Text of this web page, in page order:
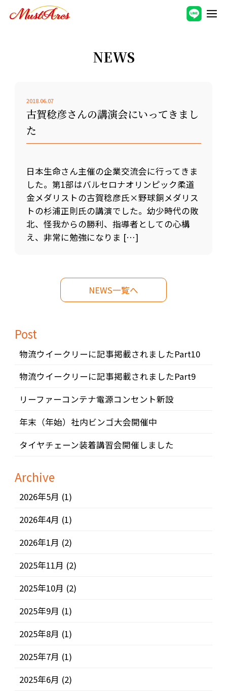
NEWS
2018.06.07
古賀稔彦さんの講演会にいってきまし
た
日本生命さん主催の企業交流会に行ってきま
した。第1部はバルセロナオリンピック柔道
金メダリストの古賀稔彦氏×野球銅メダリス
トの杉浦正則氏の講演でした。幼少時代の敗
北、怪我からの勝利、指導者としての心構
え、非常に勉強になりま […]
NEWS一覧へ
Post
物流ウイークリーに記事掲載されましたPart10
物流ウイークリーに記事掲載されましたPart9
リーファーコンテナ電源コンセント新設
年末（年始）社内ビンゴ大会開催中
タイヤチェーン装着講習会開催しました
Archive
2026年5月 (1)
2026年4月 (1)
2026年1月 (2)
2025年11月 (2)
2025年10月 (2)
2025年9月 (1)
2025年8月 (1)
2025年7月 (1)
2025年6月 (2)